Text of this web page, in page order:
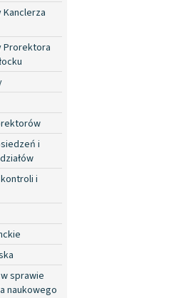
Prorektora
i
i
sprawie
naukowego